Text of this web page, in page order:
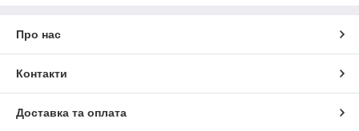
Про нас
Контакти
Доставка та оплата